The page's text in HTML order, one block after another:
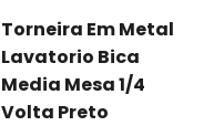
Torneira Em Metal
Lavatorio Bica
Media Mesa 1/4
Volta Preto